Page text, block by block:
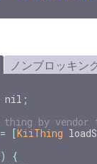
ノンブロッキン
nil ;
= [KiiThing
)
{